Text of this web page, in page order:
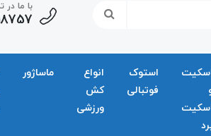
با ما در
استوک
فوتبالی
انواع
کش
ورزشی
ماساژور